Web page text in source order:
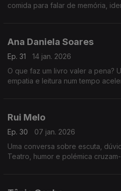
comida para falar de memória,
Ana Daniela Soares
Ep. 31
14 jan. 2026
O que faz um livro valer a pena?
empatia e leitura num tempo
Rui Melo
Ep. 30
07 jan. 2026
Uma conversa sobre escuta,
Teatro, humor e polémica